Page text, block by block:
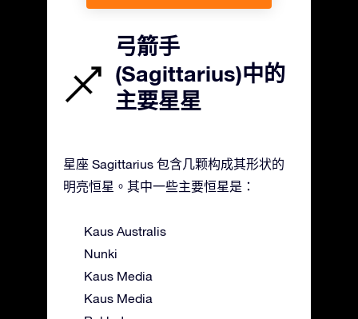
弓箭手
(Sagittarius)中的
主要星星
星座 Sagittarius 包含几颗构成其形状的
明亮恒星。其中一些主要恒星是：
Kaus Australis
Nunki
Kaus Media
Kaus Media